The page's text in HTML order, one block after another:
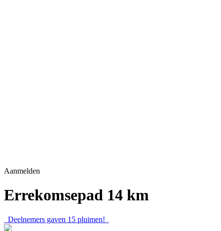
Aanmelden
Errekomsepad 14 km
Deelnemers gaven 15 pluimen!